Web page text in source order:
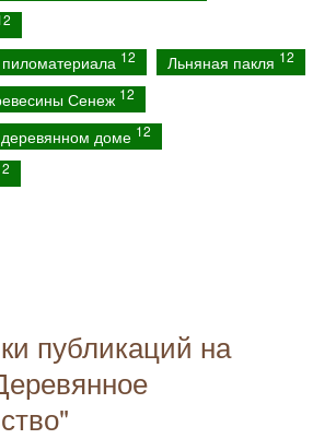
12 Льняная пакля 12
Сенеж 12
деревянном доме 12
публикаций на